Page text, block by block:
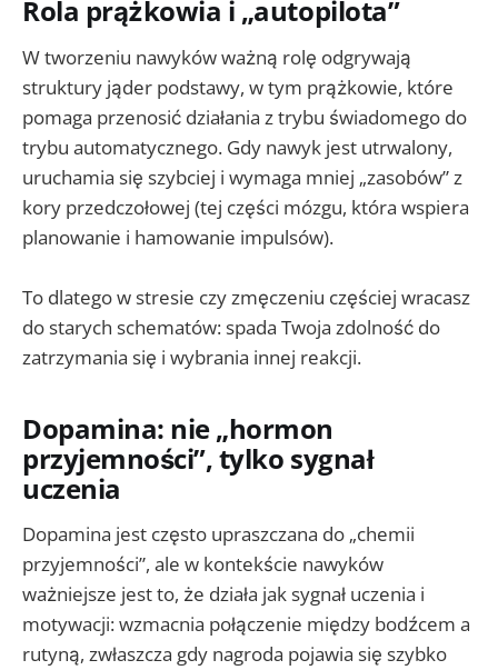
Rola prążkowia i „autopilota”
W tworzeniu nawyków ważną rolę odgrywają
struktury jąder podstawy, w tym prążkowie, które
pomaga przenosić działania z trybu świadomego do
trybu automatycznego. Gdy nawyk jest utrwalony,
uruchamia się szybciej i wymaga mniej „zasobów” z
kory przedczołowej (tej części mózgu, która wspiera
planowanie i hamowanie impulsów).
To dlatego w stresie czy zmęczeniu częściej wracasz
do starych schematów: spada Twoja zdolność do
zatrzymania się i wybrania innej reakcji.
Dopamina: nie „hormon
przyjemności”, tylko sygnał
uczenia
Dopamina jest często upraszczana do „chemii
przyjemności”, ale w kontekście nawyków
ważniejsze jest to, że działa jak sygnał uczenia i
motywacji: wzmacnia połączenie między bodźcem a
rutyną, zwłaszcza gdy nagroda pojawia się szybko